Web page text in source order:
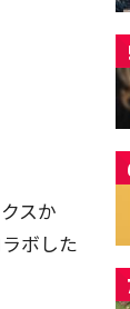
スか
ボした